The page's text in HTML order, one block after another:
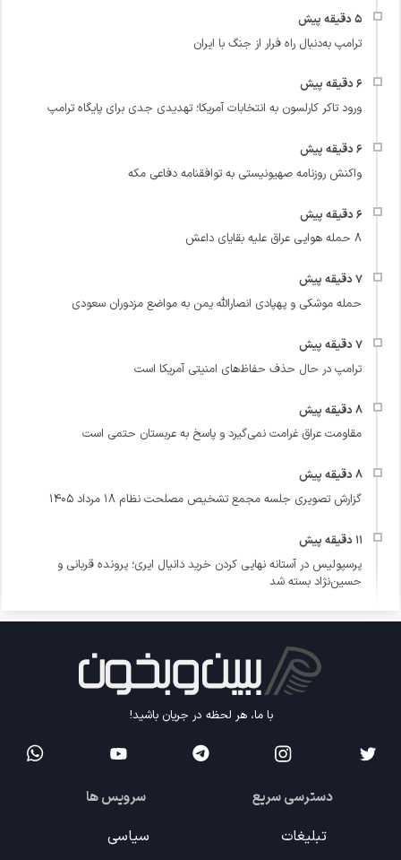
ترامپ به‌دنبال راه فرار از جنگ با ایران
ورود تاکر کارلسون به انتخابات آمریکا؛ تهدیدی جدی برای پایگاه ترامپ
واکنش روزنامه صهیونیستی به توافقنامه دفاعی مکه
۸ حمله هوایی عراق علیه بقایای داعش
حمله موشکی و پهپادی انصارالله یمن به مواضع مزدوران سعودی
ترامپ در حال حذف حفاظ‌های امنیتی آمریکا است
مقاومت عراق غرامت نمی‌گیرد و پاسخ به عربستان حتمی است
گزارش تصویری جلسه مجمع تشخیص مصلحت نظام ۱۸ مرداد ۱۴۰۵
پرسپولیس در آستانه نهایی کردن خرید دانیال ایری؛ پرونده قربانی و
حسین‌نژاد بسته شد
با ما، هر لحظه در جریان باشید!
دسترسی سریع
تبلیغات
سرویس ها
سیاسی